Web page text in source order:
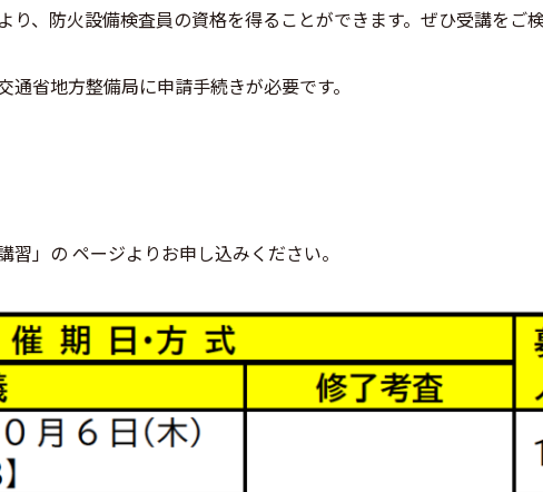
、防火設備検査員の資格を得ることができます。ぜひ受講をご
省地方整備局に申請手続きが必要です。
習」の ページよりお申し込みください。